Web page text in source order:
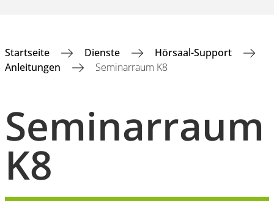
Startseite Dienste
Hörsaal-Support
Anleitungen
Seminarraum K8
Seminarraum
K8